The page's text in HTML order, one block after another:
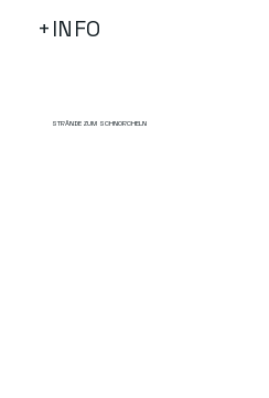
+INFO
STRÄNDE ZUM SCHNORCHELN